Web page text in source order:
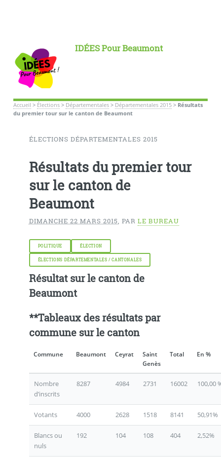
IDÉES Pour Beaumont
Accueil > Élections> Départementales> Départementales 2015> Résultats
du premier tour sur le canton de Beaumont
ÉLECTIONS DÉPARTEMENTALES 2015
Résultats du premier tour
sur le canton de
Beaumont
DIMANCHE 22 MARS 2015, PAR LE BUREAU
POLITIQUE ÉLECTION
ÉLECTIONS DÉPARTEMENTALES / CANTONALES
Résultat sur le canton de
Beaumont
**Tableaux des résultats par
commune sur le canton
Commune Beaumont Ceyrat
Saint
Genès
Total En %
Nombre
d’inscrits
8287 4984 2731 16002 100,00
Votants 4000 2628 1518 8141 50,91%
Blancs ou
nuls
192 104 108 404 2,52%